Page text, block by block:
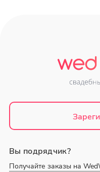
Вы подрядчик?
Получайте заказы на